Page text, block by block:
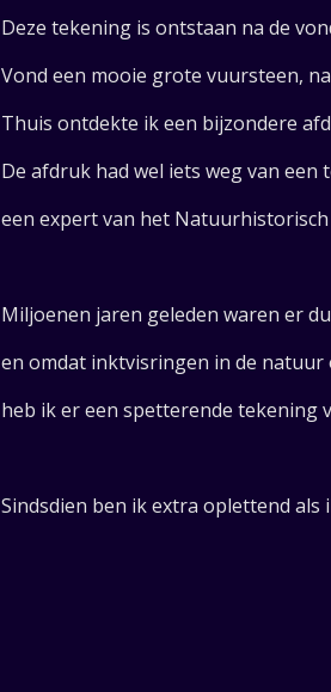
Deze tekening is ontstaan na de
Vond een mooie grote vuursteen,
Thuis ontdekte ik een bijzondere
De afdruk had wel iets weg van een
een expert van het
Miljoenen jaren geleden waren er
en omdat inktvisringen in de
heb ik er een spetterende tekening
Sindsdien ben ik extra oplettend